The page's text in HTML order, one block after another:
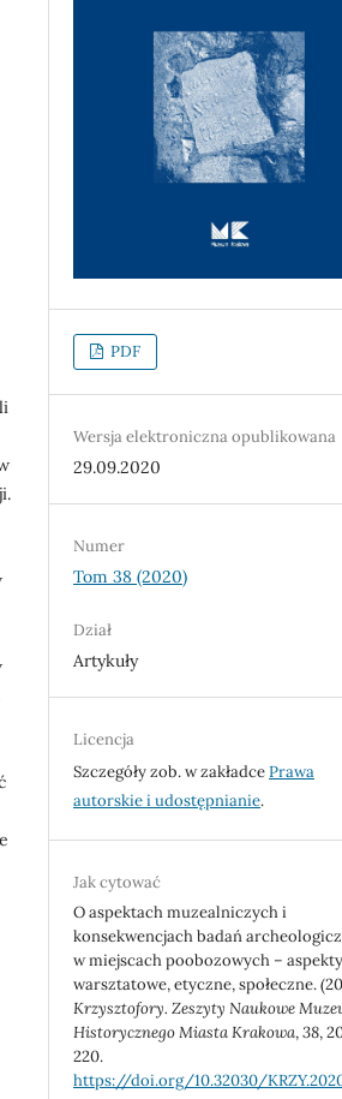
PDF
Wersja elektroniczna opublikowana
29.09.2020
Numer
Tom 38 (2020)
Dział
Artykuły
Licencja
Szczegóły zob. w zakładcePrawa
autorskie i udostępnianie.
Jak cytować
O aspektach muzealniczych i
konsekwencjach badań
w miejscach poobozowych –
warsztatowe, etyczne, społeczne.
Krzysztofory. Zeszyty Naukowe
Historycznego Miasta Krakowa,38,
220.
https://doi.org/10.32030/